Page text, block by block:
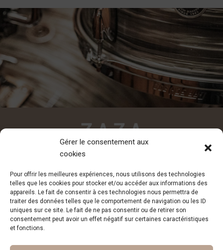
Gérer le consentement aux
cookies
Pour offrir les meilleures expériences, nous utilisons des technologies
telles que les cookies pour stocker et/ou accéder aux informations des
appareils. Le fait de consentir à ces technologies nous permettra de
traiter des données telles que le comportement de navigation ou les ID
uniques sur ce site. Le fait de ne pas consentir ou de retirer son
consentement peut avoir un effet négatif sur certaines caractéristiques
et fonctions.
contact@zazadesiderio.com